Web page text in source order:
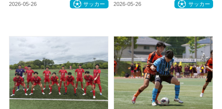
2026-05-26 サッカー 2026-05-26 サッカー